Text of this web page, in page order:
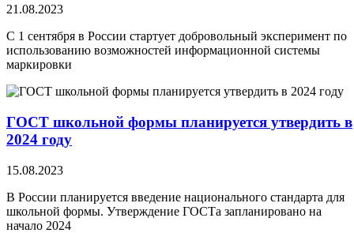
21.08.2023
С 1 сентября в России стартует добровольный эксперимент по
использованию возможностей информационной системы
маркировки
ГОСТ школьной формы планируется утвердить в
2024 году
15.08.2023
В России планируется введение национального стандарта для
школьной формы. Утверждение ГОСТа запланировано на
начало 2024